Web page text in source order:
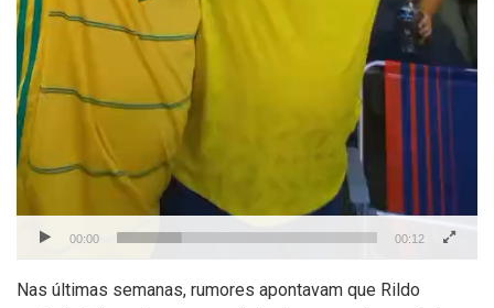
00:00 00:12
Nas últimas semanas, rumores apontavam que Rildo